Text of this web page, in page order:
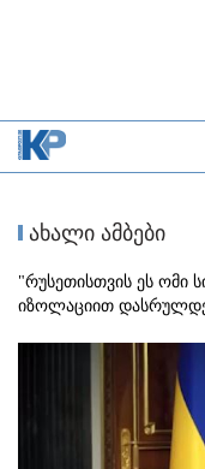
ახალი ამბები
"რუსეთისთვის ეს ომი
იზოლაციით